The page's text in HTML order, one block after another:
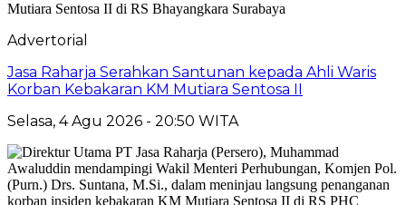
Advertorial
Jasa Raharja Serahkan Santunan kepada Ahli Waris
Korban Kebakaran KM Mutiara Sentosa II
Selasa, 4 Agu 2026 - 20:50 WITA